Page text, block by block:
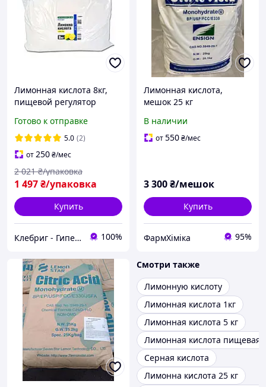
Лимонная кислота 8кг,
пищевой регулятор
Готово к отправке
5.0 (2)
от250₴/мес
1 497₴/упаковка
2 021 ₴/упаковка
Купить
Клебриг - Гипермаркет химической продукции 100%
Лимонная кислота,
мешок 25 кг
В наличии
от550₴/мес
3 300₴/мешок
Купить
ФармХіміка 95%
Смотри также
Лимонную кислоту
Лимонная кислота 1кг
Лимонная кислота 5 кг
Лимонная кислота пищевая
Серная кислота
Лимонна кислота 25 кг